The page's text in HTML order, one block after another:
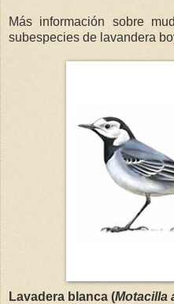
Más información sobre
subespecies de lavandera
Lavadera blanca (Motacilla